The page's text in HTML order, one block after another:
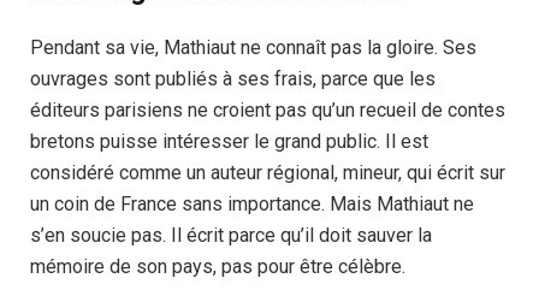
Pendant sa vie, Mathiaut ne connaît pas la gloire. Ses
ouvrages sont publiés à ses frais, parce que les
éditeurs parisiens ne croient pas qu’un recueil de contes
bretons puisse intéresser le grand public. Il est
considéré comme un auteur régional, mineur, qui écrit sur
un coin de France sans importance. Mais Mathiaut ne
s’en soucie pas. Il écrit parce qu’il doit sauver la
mémoire de son pays, pas pour être célèbre.